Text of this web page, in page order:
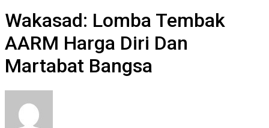
Wakasad: Lomba Tembak
AARM Harga Diri Dan
Martabat Bangsa